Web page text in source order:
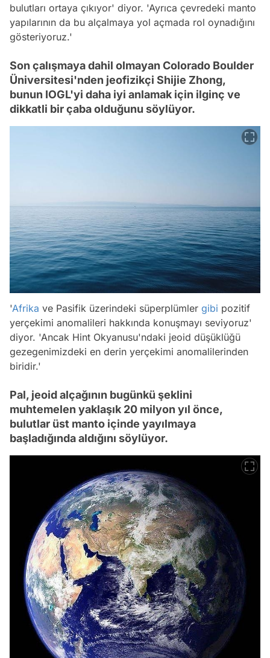
bulutları ortaya çıkıyor' diyor. 'Ayrıca çevredeki manto
yapılarının da bu alçalmaya yol açmada rol oynadığını
gösteriyoruz.'
Son çalışmaya dahil olmayan Colorado Boulder
Üniversitesi'nden jeofizikçi Shijie Zhong,
bunun IOGL'yi daha iyi anlamak için ilginç ve
dikkatli bir çaba olduğunu söylüyor.
'Afrika ve Pasifik üzerindeki süperplümler gibi pozitif
yerçekimi anomalileri hakkında konuşmayı seviyoruz'
diyor. 'Ancak Hint Okyanusu'ndaki jeoid düşüklüğü
gezegenimizdeki en derin yerçekimi anomalilerinden
biridir.'
Pal, jeoid alçağının bugünkü şeklini
muhtemelen yaklaşık 20 milyon yıl önce,
bulutlar üst manto içinde yayılmaya
başladığında aldığını söylüyor.